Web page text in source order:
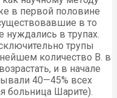
в первой половине
в то
в трупах.
трупы
количество В. в
и в начале
40—45% всех
больница Шарите).